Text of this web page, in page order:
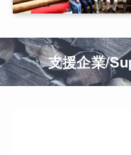
支援企業/